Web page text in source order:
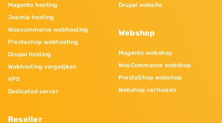
Magento hosting
Joomla hosting
Woocommerce webhosting
Prestashop webhosting
Drupal hosting
Webhosting vergelijken
VPS
Dedicated server
Reseller
Drupal website
Webshop
Magento webshop
WooCommerce webshop
PrestaShop webshop
Webshop verhuizen